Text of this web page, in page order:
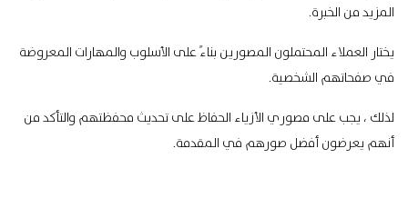
المزيد من الخبرة.
يختار العملاء المحتملون المصورين بناءً على الأسلوب والمهارات المعروضة
في صفحاتهم الشخصية.
لذلك ، يجب على مصوري الأزياء الحفاظ على تحديث محفظتهم والتأكد من
أنهم يعرضون أفضل صورهم في المقدمة.